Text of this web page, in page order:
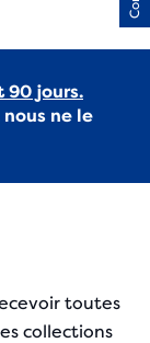
90 jours.
ne le
toutes
collections